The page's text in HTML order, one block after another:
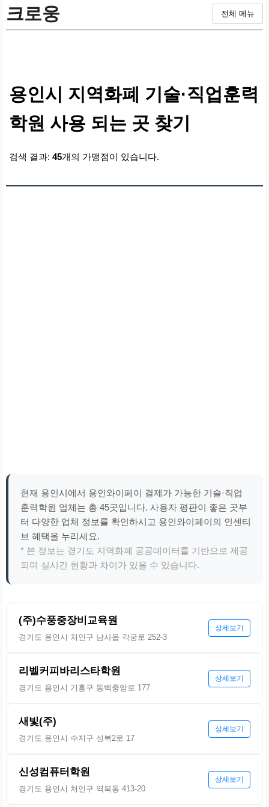
크로웅 전체 메뉴
용인시 지역화폐 기술·직업훈력
학원 사용 되는 곳 찾기
검색 결과: 45개의 가맹점이 있습니다.
현재 용인시에서 용인와이페이 결제가 가능한 기술·직업
훈력학원 업체는 총 45곳입니다. 사용자 평판이 좋은 곳부
터 다양한 업체 정보를 확인하시고 용인와이페이의 인센티
브 혜택을 누리세요.
* 본 정보는 경기도 지역화폐 공공데이터를 기반으로 제공
되며 실시간 현황과 차이가 있을 수 있습니다.
(주)수풍중장비교육원
경기도 용인시 처인구 남사읍 각궁로 252-3
상세보기
리벨커피바리스타학원
경기도 용인시 기흥구 동백중앙로 177
상세보기
새빛(주)
경기도 용인시 수지구 성복2로 17
상세보기
신성컴퓨터학원
경기도 용인시 처인구 역북동 413-20
상세보기